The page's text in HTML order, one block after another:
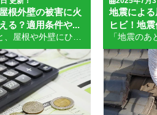
根外壁の被害に火
る？適用条件や...
地震によ
ヒビ！地